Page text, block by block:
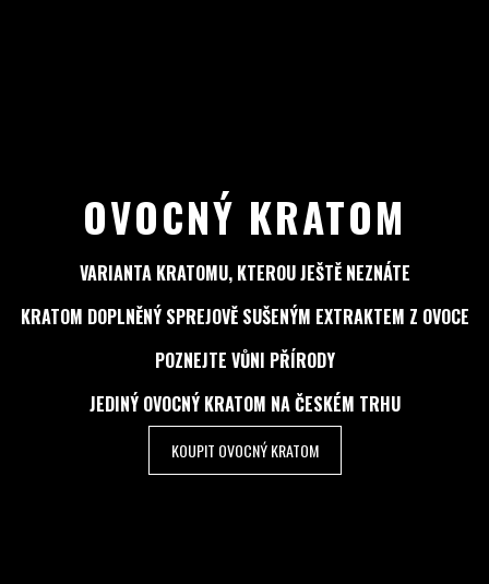
OVOCNÝ KRATOM
VARIANTA KRATOMU, KTEROU JEŠTĚ NEZNÁTE
KRATOM DOPLNĚNÝ SPREJOVĚ SUŠENÝM EXTRAKTEM Z OVOCE
POZNEJTE VŮNI PŘÍRODY
JEDINÝ OVOCNÝ KRATOM NA ČESKÉM TRHU
KOUPIT OVOCNÝ KRATOM